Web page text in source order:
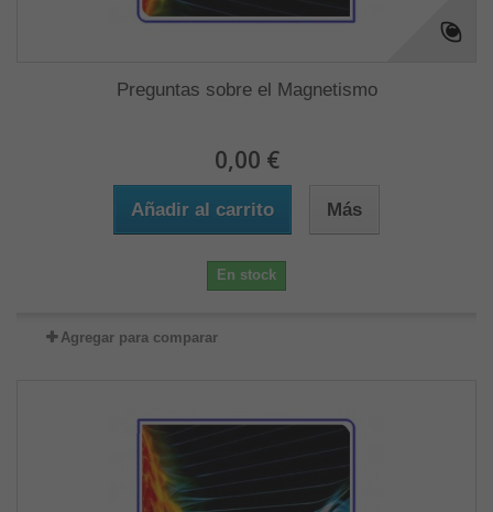
Preguntas sobre el Magnetismo
0,00 €
Añadir al carrito Más
En stock
Agregar para comparar